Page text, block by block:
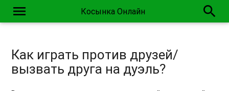
menu
Почему в игре есть реклама? / Реклама мешает
Косынка Онлайн search
Как играть против друзей/
вызвать друга на дуэль?